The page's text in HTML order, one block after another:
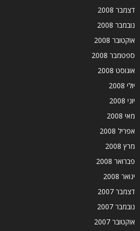
דצמבר 2008
נובמבר 2008
אוקטובר 2008
ספטמבר 2008
אוגוסט 2008
יולי 2008
יוני 2008
מאי 2008
אפריל 2008
מרץ 2008
פברואר 2008
ינואר 2008
דצמבר 2007
נובמבר 2007
אוקטובר 2007